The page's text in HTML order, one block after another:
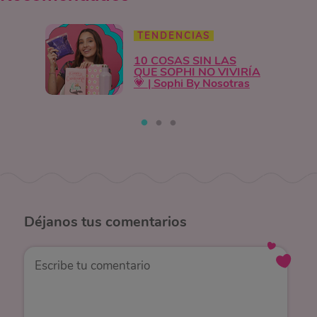
TENDENCIAS
10 COSAS SIN LAS
QUE SOPHI NO VIVIRÍA
💗 | Sophi By Nosotras
Déjanos tus comentarios